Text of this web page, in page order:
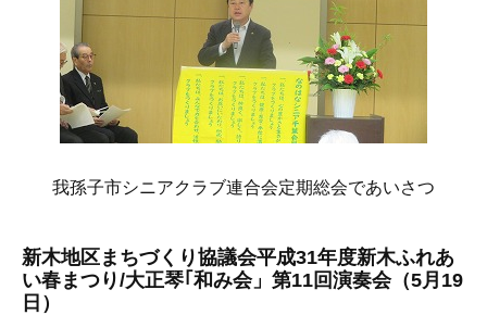
我孫子市シニアクラブ連合会定期総会であいさつ
新木地区まちづくり協議会平成31年度新木ふれあ
い春まつり/大正琴｢和み会」第11回演奏会（5月19
日）